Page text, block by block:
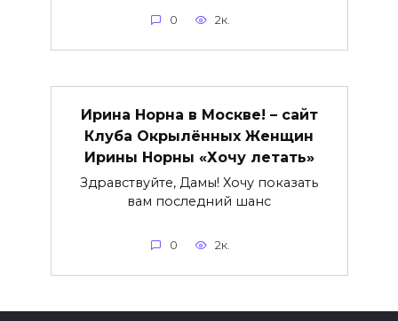
0 2к.
Ирина Норна в Москве! – сайт
Клуба Окрылённых Женщин
Ирины Норны «Хочу летать»
Здравствуйте, Дамы! Хочу показать
вам последний шанс
0 2к.